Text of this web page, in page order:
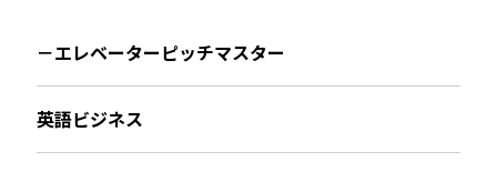
－エレベーターピッチマスター
英語ビジネス